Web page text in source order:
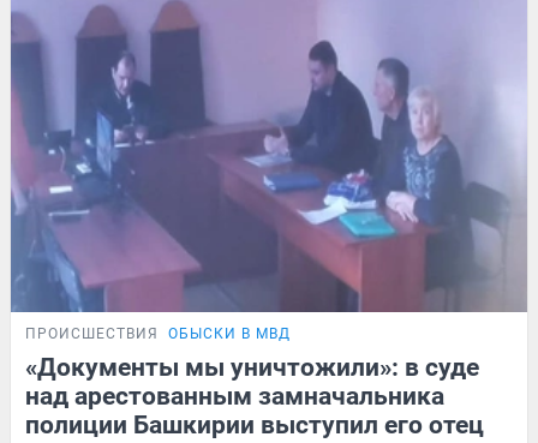
ПРОИСШЕСТВИЯ ОБЫСКИ В МВД
«Документы мы уничтожили»: в суде
над арестованным замначальника
полиции Башкирии выступил его отец